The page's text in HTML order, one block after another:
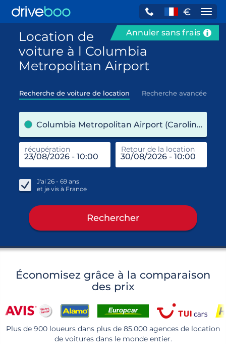
€
Annuler sans frais
Location de
voiture à l Columbia
Metropolitan Airport
Recherche de voiture de location Recherche avancée
Columbia Metropolitan Airport (Caroline du Sud / États-Unis)
récupération Retour de la location
J'ai 26 - 69 ans
et je vis à France
Rechercher
Économisez grâce à la comparaison
des prix
Plus de 900 loueurs dans plus de 85.000 agences de location
de voitures dans le monde entier.